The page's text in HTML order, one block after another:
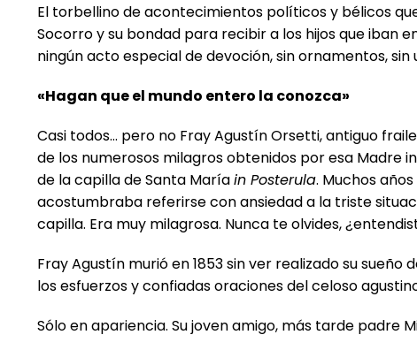
El torbellino de acontecimientos políticos y bélicos
Socorro y su bondad para recibir a los hijos que iban
ningún acto especial de devoción, sin ornamentos,
«Hagan que el mundo entero la conozca»
Casi todos… pero no Fray Agustín Orsetti, antiguo
de los numerosos milagros obtenidos por esa Madre
de la capilla de Santa Maríain Posterula. Muchos
acostumbraba referirse con ansiedad a la triste
capilla. Era muy milagrosa. Nunca te olvides,
Fray Agustín murió en 1853 sin ver realizado su
los esfuerzos y confiadas oraciones del celoso
Sólo en apariencia. Su joven amigo, más tarde padre